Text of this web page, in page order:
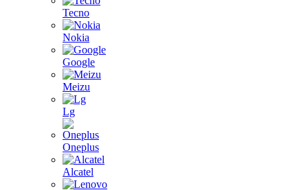
Tecno
Nokia
Google
Meizu
Lg
Oneplus
Alcatel